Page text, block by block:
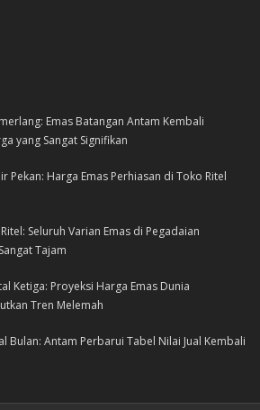
Emas Batangan Antam Kembali
yang Sangat Signifikan
Pekan: Harga Emas Perhiasan di Toko Ritel
Seluruh Varian Emas di Pegadaian
Tajam
Ketiga: Proyeksi Harga Emas Dunia
Tren Melemah
Bulan: Antam Perbarui Tabel Nilai Jual Kembali